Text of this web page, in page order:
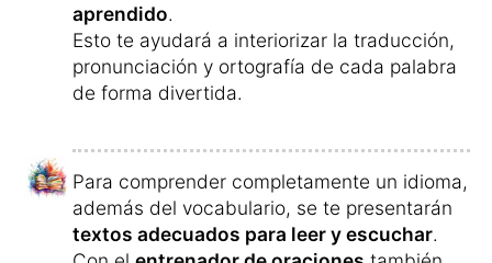
aprendido.
Esto te ayudará a interiorizar la traducción,
pronunciación y ortografía de cada palabra
de forma divertida.
Para comprender completamente un idioma,
además del vocabulario, se te presentarán
textos adecuados para leer y escuchar.